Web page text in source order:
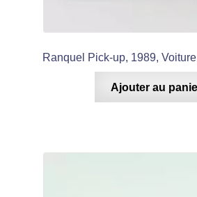
Ranquel Pick-up, 1989,
Ajouter au